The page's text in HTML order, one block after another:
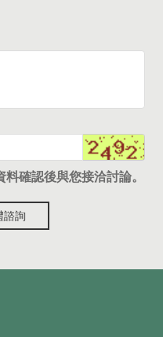
確認後與您接洽討論。
諮詢